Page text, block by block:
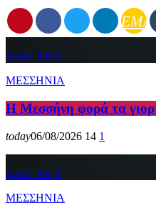
insert_link 1
ΜΕΣΣΗΝΙΑ
Η Μεσσήνη φορά τα
today06/08/2026 14 1
insert_link 1
ΜΕΣΣΗΝΙΑ